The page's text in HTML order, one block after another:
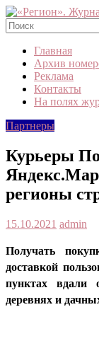
Skip
to
content
«Регион».
Журнал
Республике
Коми
Главная
Архив
Реклама
Контакты
На полях
Партнеры
Курьеры
регионы
15.10.2021 admin
Получать
доставкой
пунктах
деревнях и